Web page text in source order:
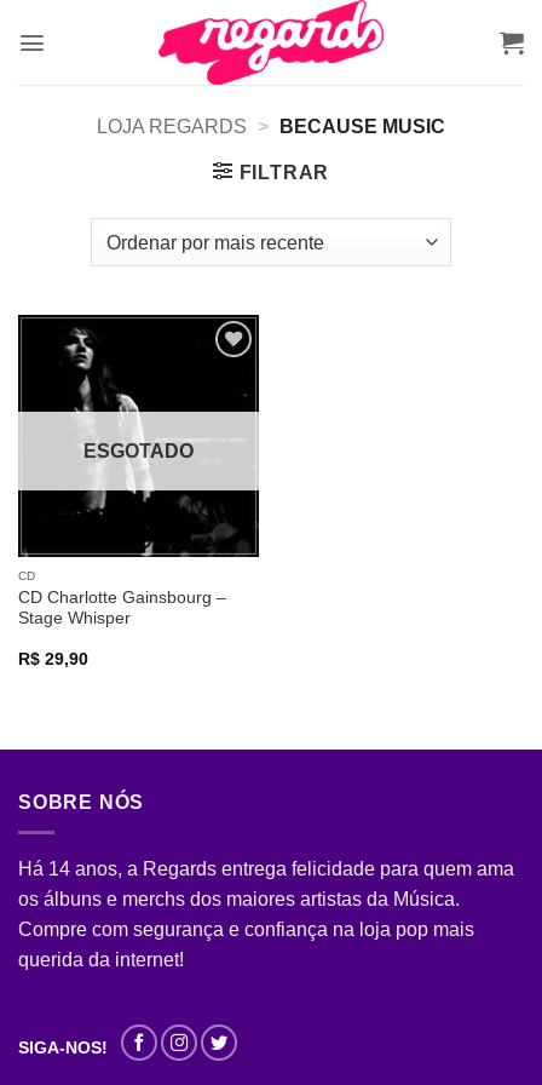
LOJA REGARDS > BECAUSE MUSIC
FILTRAR
a lista de
ESGOTADO
CD
CD Charlotte Gainsbourg –
Stage Whisper
R$29,90
SOBRE NÓS
Há 14 anos, a Regards entrega felicidade para quem ama
os álbuns e merchs dos maiores artistas da Música.
Compre com segurança e confiança na loja pop mais
querida da internet!
SIGA-NOS!